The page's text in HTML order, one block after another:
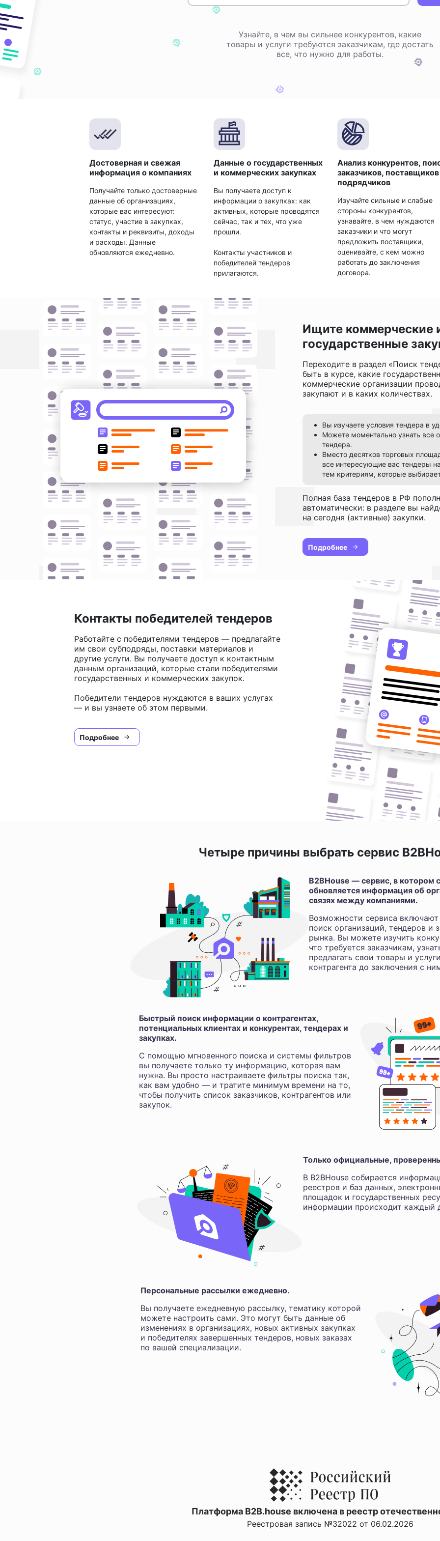
Узнайте, в чем вы сильнее конкурентов, какие
товары и услуги требуются заказчикам, где достать
все, что нужно для работы.
Достоверная и свежая
информация о компаниях
Получайте только достоверные
данные об организациях,
которые вас интересуют:
статус, участие в закупках,
контакты и реквизиты, доходы
и расходы. Данные
обновляются ежедневно.
Данные о государственных
и коммерческих закупках
Вы получаете доступ к
информации о закупках: как
активных, которые проводятся
сейчас, так и тех, что уже
прошли.
Контакты участников и
победителей тендеров
прилагаются.
Анализ конкурентов,
заказчиков,
подрядчиков
Изучайте сильные и слабые
стороны конкурентов,
узнавайте, в чем нуждаются
заказчики и что могут
предложить поставщики,
оценивайте, с кем можно
работать до заключения
договора.
Ищите коммерческие
государственные
Переходите в раздел «Поиск
быть в курсе, какие
коммерческие организации
закупают и в каких количествах.
Вы изучаете условия тендера в
Можете моментально узнать все
тендера.
Вместо десятков торговых
все интересующие вас тендеры
тем критериям, которые
Полная база тендеров в РФ
автоматически: в разделе вы
на сегодня (активные) закупки.
Подробнее
Контакты победителей тендеров
Работайте с победителями тендеров — предлагайте
им свои субподряды, поставки материалов и
другие услуги. Вы получаете доступ к контактным
данным организаций, которые стали победителями
государственных и коммерческих закупок.
Победители тендеров нуждаются в ваших услугах
— и вы узнаете об этом первыми.
Подробнее
Четыре причины выбрать сервис
B2BHouse — сервис, в котором
обновляется информация об
связях между компаниями.
Возможности сервиса включают
поиск организаций, тендеров и
рынка. Вы можете изучить
что требуется заказчикам,
предлагать свои товары и
контрагента до заключения с
Быстрый поиск информации о контрагентах,
потенциальных клиентах и конкурентах, тендерах и
закупках.
С помощью мгновенного поиска и системы фильтров
вы получаете только ту информацию, которая вам
нужна. Вы просто настраиваете фильтры поиска так,
как вам удобно — и тратите минимум времени на то,
чтобы получить список заказчиков, контрагентов или
закупок.
Только официальные,
В B2BHouse собирается
реестров и баз данных,
площадок и государственных
информации происходит каждый
Персональные рассылки ежедневно.
Вы получаете ежедневную рассылку, тематику которой
можете настроить сами. Это могут быть данные об
изменениях в организациях, новых активных закупках
и победителях завершенных тендеров, новых заказах
по вашей специализации.
Платформа B2B.house включена в реестр
Реестровая запись №32022 от 06.02.2026